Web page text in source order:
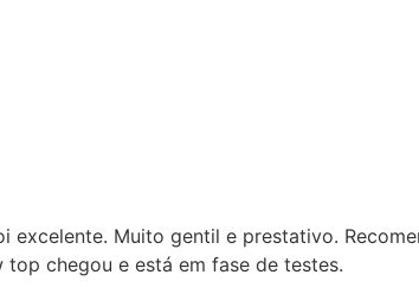
um pequeno atraso na entrega, talvez